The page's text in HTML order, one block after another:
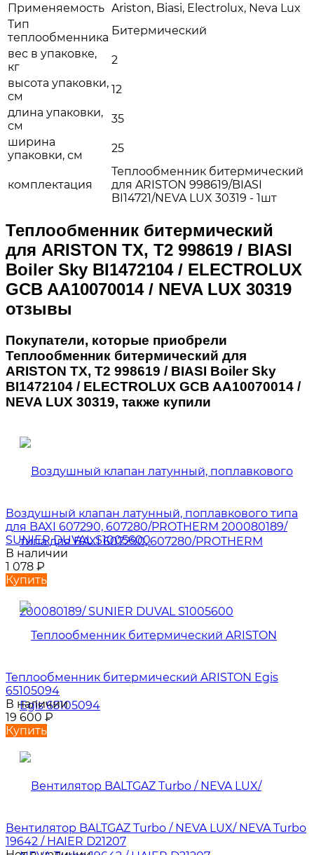
Применяемость Ariston, Biasi, Electrolux, Neva Lux
Тип
теплообменника
Битермический
вес в упаковке,
кг
2
высота упаковки,
см
12
длина упаковки,
см
35
ширина
упаковки, см
25
комплектация
Теплообменник битермический
для ARISTON 998619/BIASI
BI14721/NEVA LUX 30319 - 1шт
Теплообменник битермический
для ARISTON TX, T2 998619 / BIASI
Boiler Sky BI1472104 / ELECTROLUX
GCB AA10070014 / NEVA LUX 30319
отзывы
Покупатели, которые приобрели
Теплообменник битермический для
ARISTON TX, T2 998619 / BIASI Boiler Sky
BI1472104 / ELECTROLUX GCB AA10070014 /
NEVA LUX 30319, также купили
Воздушный клапан латунный, поплавкового типа
для BAXI 607290, 607280/PROTHERM 200080189/
SUNIER DUVAL S1005600
В наличии
1 078 ₽
Купить
Теплообменник битермический ARISTON Egis
65105094
В наличии
19 600 ₽
Купить
Вентилятор BALTGAZ Turbo / NEVA LUX/ NEVA Turbo
19642 / HAIER D21207